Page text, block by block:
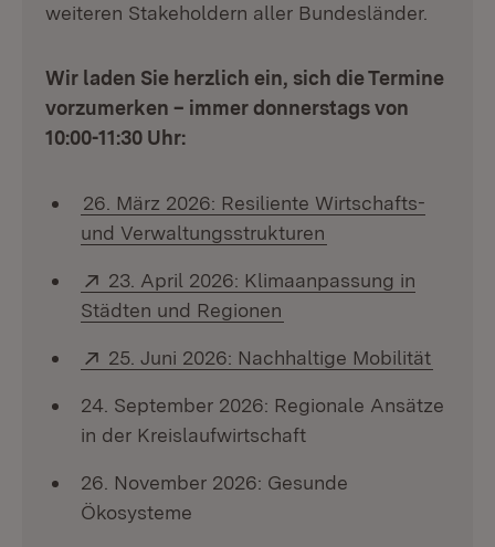
weiteren Stakeholdern aller Bundesländer.
Wir laden Sie herzlich ein, sich die Termine
vorzumerken – immer donnerstags von
10:00-11:30 Uhr:
26. März 2026: Resiliente Wirtschafts-
und Verwaltungsstrukturen
Extern:
23. April 2026: Klimaanpassung in
Städten und Regionen
Extern:
25. Juni 2026: Nachhaltige Mobilität
24. September 2026: Regionale Ansätze
in der Kreislaufwirtschaft
26. November 2026: Gesunde
Ökosysteme